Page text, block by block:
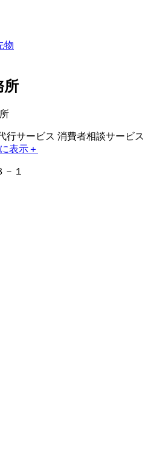
物
所
行サービス 消費者相談サービス
表示＋
１